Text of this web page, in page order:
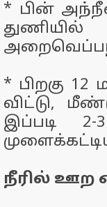
* பின்
* பிறகு
விட்டு,
இப்படி
நீரில் ஊற